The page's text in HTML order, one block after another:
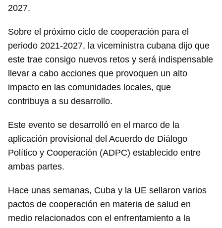
2027.
Sobre el próximo ciclo de cooperación para el
periodo 2021-2027, la viceministra cubana dijo que
este trae consigo nuevos retos y será indispensable
llevar a cabo acciones que provoquen un alto
impacto en las comunidades locales, que
contribuya a su desarrollo.
Este evento se desarrolló en el marco de la
aplicación provisional del Acuerdo de Diálogo
Político y Cooperación (ADPC) establecido entre
ambas partes.
Hace unas semanas, Cuba y la UE sellaron varios
pactos de cooperación en materia de salud en
medio relacionados con el enfrentamiento a la